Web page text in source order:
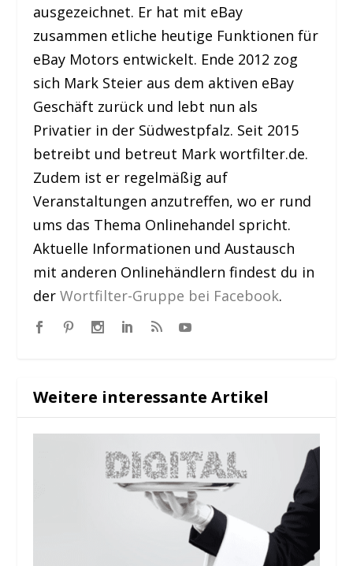
ausgezeichnet. Er hat mit eBay
zusammen etliche heutige Funktionen für
eBay Motors entwickelt. Ende 2012 zog
sich Mark Steier aus dem aktiven eBay
Geschäft zurück und lebt nun als
Privatier in der Südwestpfalz. Seit 2015
betreibt und betreut Mark wortfilter.de.
Zudem ist er regelmäßig auf
Veranstaltungen anzutreffen, wo er rund
ums das Thema Onlinehandel spricht.
Aktuelle Informationen und Austausch
mit anderen Onlinehändlern findest du in
derWortfilter-Gruppe bei Facebook.
Weitere interessante Artikel